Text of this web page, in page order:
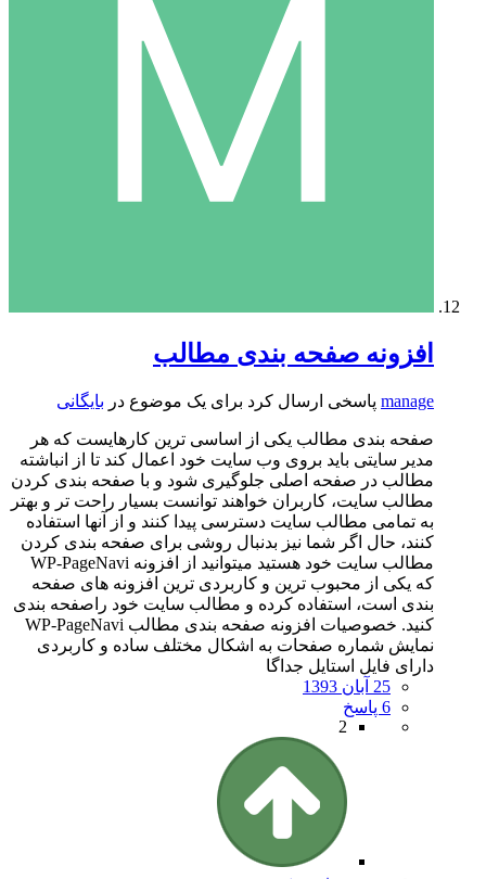
افزونه صفحه بندی مطالب
manage پاسخی ارسال کرد برای یک موضوع در بایگانی
صفحه بندی مطالب یکی از اساسی ترین کارهایست که هر
مدیر سایتی باید بروی وب سایت خود اعمال کند تا از انباشته
مطالب در صفحه اصلی جلوگیری شود و با صفحه بندی کردن
مطالب سایت، کاربران خواهند توانست بسیار راحت تر و بهتر
به تمامی مطالب سایت دسترسی پیدا کنند و از آنها استفاده
کنند، حال اگر شما نیز بدنبال روشی برای صفحه بندی کردن
مطالب سایت خود هستید میتوانید از افزونه WP-PageNavi
که یکی از محبوب ترین و کاربردی ترین افزونه های صفحه
بندی است، استفاده کرده و مطالب سایت خود راصفحه بندی
کنید. خصوصیات افزونه صفحه بندی مطالب WP-PageNavi
نمایش شماره صفحات به اشکال مختلف ساده و کاربردی
دارای فایل استایل جداگا
25 آبان 1393
6 پاسخ
2